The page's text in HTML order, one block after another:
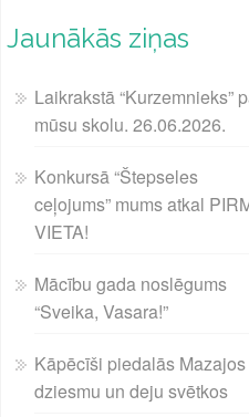
Jaunākās ziņas
Laikrakstā “Kurzemnieks”
mūsu skolu. 26.06.2026.
Konkursā “Štepseles
ceļojums” mums atkal
VIETA!
Mācību gada noslēgums
“Sveika, Vasara!”
Kāpēcīši piedalās Mazajos
dziesmu un deju svētkos